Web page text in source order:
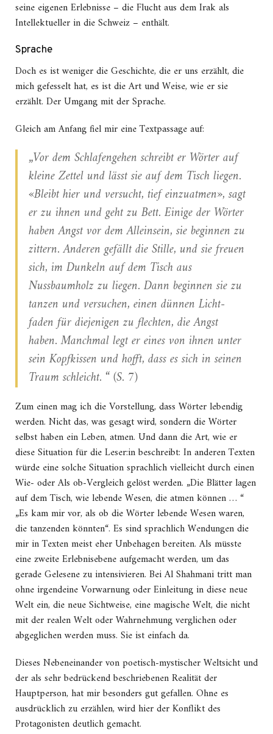
seine eigenen Erlebnisse – die Flucht aus dem Irak als
Intellektueller in die Schweiz – enthält.
Sprache
Doch es ist weniger die Geschichte, die er uns erzählt, die
mich gefesselt hat, es ist die Art und Weise, wie er sie
erzählt. Der Umgang mit der Sprache.
Gleich am Anfang fiel mir eine Textpassage auf:
„Vor dem Schlafengehen schreibt er Wörter auf
klei­ne Zettel und lässt sie auf dem Tisch liegen.
«Bleibt hier und versucht, tief einzuatmen», sagt
er zu ihnen und geht zu Bett. Einige der Wörter
haben Angst vor dem Alleinsein, sie beginnen zu
zittern. Anderen gefällt die Stille, und sie freuen
sich, im Dunkeln auf dem Tisch aus
Nussbaumholz zu liegen. Dann begin­nen sie zu
tanzen und versuchen, einen dünnen Licht­
faden für diejenigen zu flechten, die Angst
haben. Manchmal legt er eines von ihnen unter
sein Kopf­kissen und hofft, dass es sich in seinen
Traum schleicht. “ (S. 7)
Zum einen mag ich die Vorstellung, dass Wörter lebendig
werden. Nicht das, was gesagt wird, sondern die Wörter
selbst haben ein Leben, atmen. Und dann die Art, wie er
diese Situation für die Leser:in beschreibt: In anderen Texten
würde eine solche Situation sprachlich vielleicht durch einen
Wie- oder Als ob-Vergleich gelöst werden. „Die Blätter lagen
auf dem Tisch, wie lebende Wesen, die atmen können … “
„Es kam mir vor, als ob die Wörter lebende Wesen waren,
die tanzenden könnten“. Es sind sprachlich Wendungen die
mir in Texten meist eher Unbehagen bereiten. Als müsste
eine zweite Erlebnisebene aufgemacht werden, um das
gerade Gelesene zu intensivieren. Bei Al Shahmani tritt man
ohne irgendeine Vorwarnung oder Einleitung in diese neue
Welt ein, die neue Sichtweise, eine magische Welt, die nicht
mit der realen Welt oder Wahrnehmung verglichen oder
abgeglichen werden muss. Sie ist einfach da.
Dieses Nebeneinander von poetisch-mystischer Weltsicht und
der als sehr bedrückend beschriebenen Realität der
Hauptperson, hat mir besonders gut gefallen. Ohne es
ausdrücklich zu erzählen, wird hier der Konflikt des
Protagonisten deutlich gemacht.